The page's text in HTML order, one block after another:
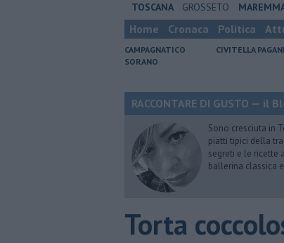
TOSCANA GROSSETO
Home Cronaca Politica
CAMPAGNATICO CIVITELLA
SORANO
RACCONTARE DI GUSTO — il
Sono cresciuta in
piatti tipici della
segreti e le ricette
ballerina classica
Torta